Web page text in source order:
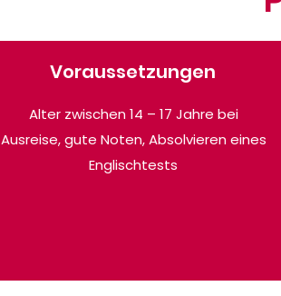
Voraussetzungen
Alter zwischen 14 – 17 Jahre bei
Ausreise, gute Noten, Absolvieren eines
Englischtests